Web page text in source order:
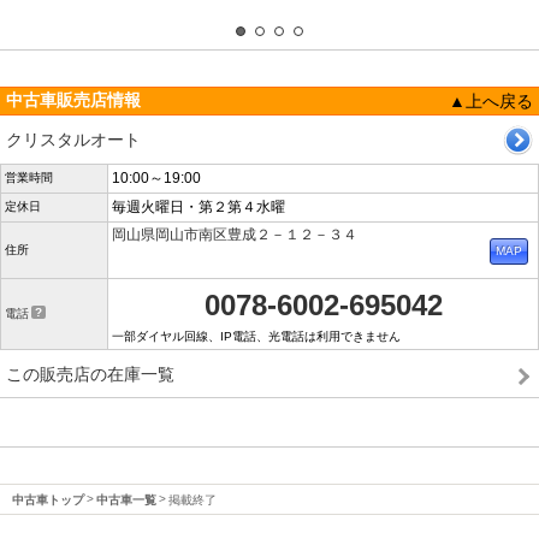
中古車販売店情報
▲上へ戻る
クリスタルオート
営業時間 10:00～19:00
定休日 毎週火曜日・第２第４水曜
住所
岡山県岡山市南区豊成２－１２－３４
電話 0078-6002-695042
一部ダイヤル回線、IP電話、光電話は利用できません
この販売店の在庫一覧
中古車トップ 中古車一覧 掲載終了